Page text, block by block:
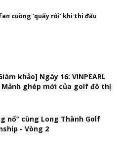
cuồng ‘quấy rối’ khi thi đấu
khảo] Ngày 16: VINPEARL
Mảnh ghép mới của golf đô thị
nổ” cùng Long Thành Golf
- Vòng 2